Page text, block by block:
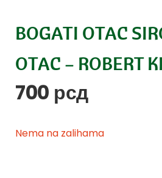
BOGATI OTAC
OTAC – ROBERT
700 рсд
Nema na zalihama